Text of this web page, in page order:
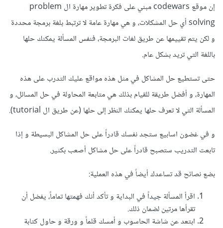
إن موقع codewars مبني على فكرة تطوير مهارة ال problem
solving أي حل المشكلات، و هي مهارة عامة لا ترتبط بلغة برمجة محددة
و لكن يتم تقييمها عن طريق لغات البرمجة، فنفس المسألة يمكنك حلها
باللغة التي تريد بشكل عام.
حتى تستطيع حل المشاكل في مثل هذه مواقع عليك التدرب على هذه
المهارة، و أفضل طريقة للقيام بذلك هي متابعة المحاولة في حل المسائل، و
المسألة التي لا تعرف حلها يمكنك النظر إلى حلها (عن طريق ال tutorial).
و في غضون اسابيع ستجد نفسك قادراً على حل المشاكل البسيطة و إذا
تابعت التدريب ستصبح قادراً على حل مشاكل أصعب بكثير.
بضع نصائح قد تساعدك أيضاً في هذه العملية:
اقرأ المسألة جيداً في البداية و تأكد أنك فهمتها تماماً، يفضل أن
تقرأها مرتين لضمان ذلك.
ابتعد عن شاشة الحاسوب و أمسك قلماً و ورقة و حاول كتابة